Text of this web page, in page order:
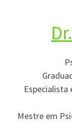
Especialista
Mestre em